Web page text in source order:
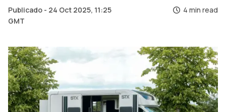
Publicado - 24 Oct 2025, 11:25
GMT
4 min read